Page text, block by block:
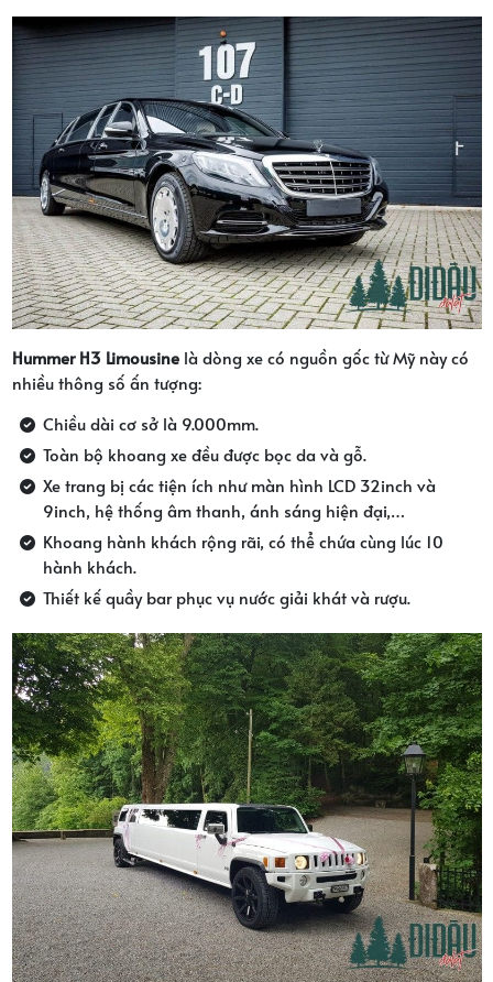
Hummer H3 Limousinelà dòng xe có nguồn gốc từ Mỹ này có
nhiều thông số ấn tượng:
Chiều dài cơ sở là 9.000mm.
Toàn bộ khoang xe đều được bọc da và gỗ.
Xe trang bị các tiện ích như màn hình LCD 32inch và
9inch, hệ thống âm thanh, ánh sáng hiện đại,…
Khoang hành khách rộng rãi, có thể chứa cùng lúc 10
hành khách.
Thiết kế quầy bar phục vụ nước giải khát và rượu.